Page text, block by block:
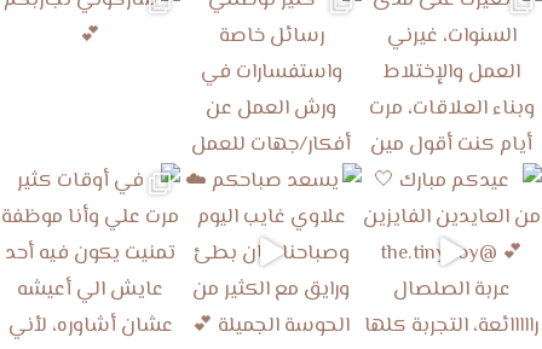
في أوقات كثير مرت علي وأنا م